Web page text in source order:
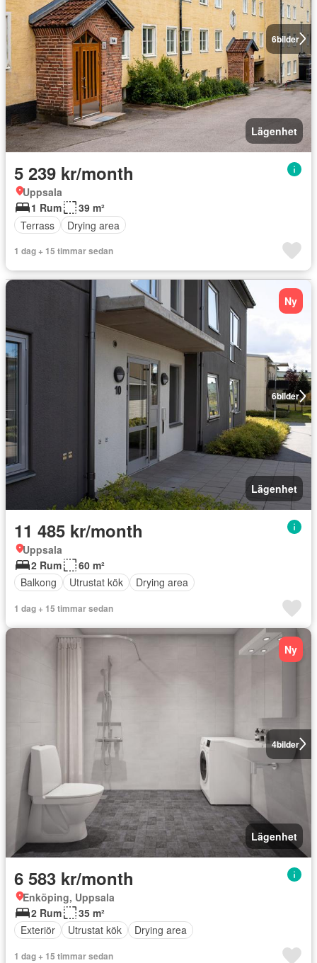
6bilder
Lägenhet
5 239 kr/month
Uppsala
1 Rum
39 m²
Terrass
Drying area
1 dag + 15 timmar sedan
6bilder
Ny
Lägenhet
11 485 kr/month
Uppsala
2 Rum
60 m²
Balkong
Utrustat kök Drying area
1 dag + 15 timmar sedan
4bilder
Ny
Lägenhet
6 583 kr/month
Enköping, Uppsala
2 Rum
35 m²
Exteriör
Utrustat kök Drying area
1 dag + 15 timmar sedan